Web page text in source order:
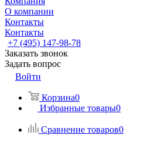
О компании
Контакты
Контакты
+7 (495) 147-98-78
Заказать звонок
Задать вопрос
Войти
Корзина0
Избранные товары0
Сравнение товаров0